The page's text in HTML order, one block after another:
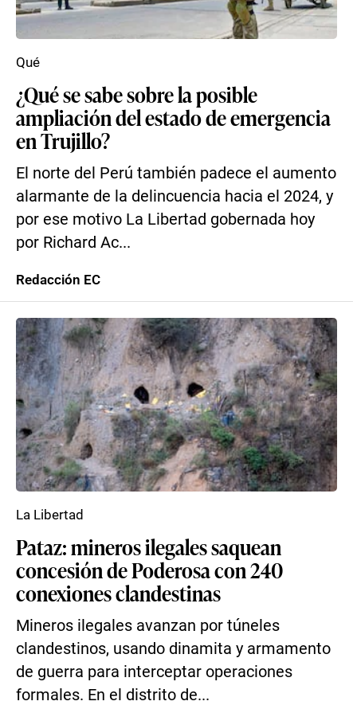
¿Qué se sabe sobre la posible
ampliación del estado de emergencia
en Trujillo?
El norte del Perú también padece el aumento
alarmante de la delincuencia hacia el 2024, y
por ese motivo La Libertad gobernada hoy
por Richard Ac...
Qué
Redacción EC
Pataz: mineros ilegales saquean
concesión de Poderosa con 240
conexiones clandestinas
Mineros ilegales avanzan por túneles
clandestinos, usando dinamita y armamento
de guerra para interceptar operaciones
formales. En el distrito de...
La Libertad